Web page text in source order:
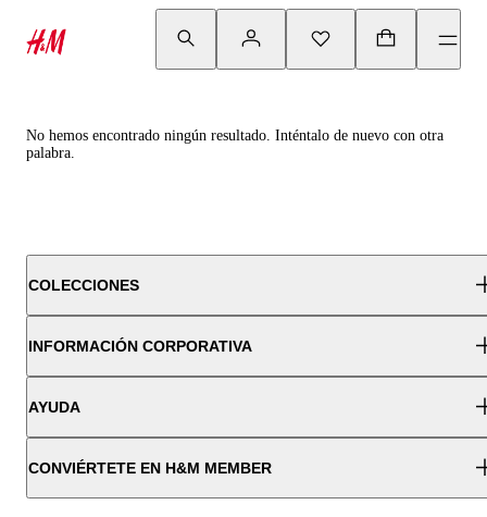
No hemos encontrado ningún resultado. Inténtalo de nuevo con otra
palabra.
COLECCIONES
INFORMACIÓN CORPORATIVA
AYUDA
CONVIÉRTETE EN H&M MEMBER